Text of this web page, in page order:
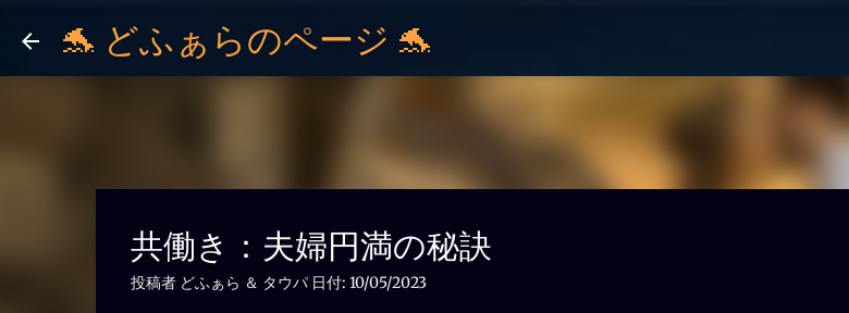
🐬 どふぁらのページ 🐬
共働き：夫婦円満の秘訣
投稿者 どふぁら ＆ タウパ 日付: 10/05/2023